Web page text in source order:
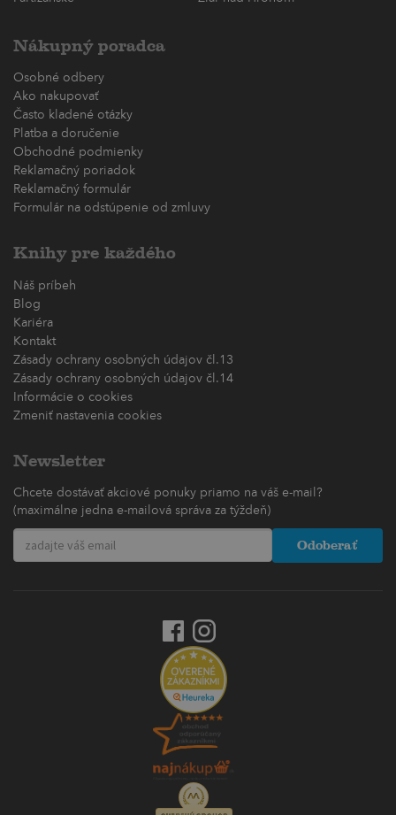
Nákupný poradca
Osobné odbery
Ako nakupovať
Často kladené otázky
Platba a doručenie
Obchodné podmienky
Reklamačný poriadok
Reklamačný formulár
Formulár na odstúpenie od zmluvy
Knihy pre každého
Náš príbeh
Blog
Kariéra
Kontakt
Zásady ochrany osobných údajov čl.13
Zásady ochrany osobných údajov čl.14
Informácie o cookies
Zmeniť nastavenia cookies
Newsletter
Chcete dostávať akciové ponuky priamo na váš e-mail?
(maximálne jedna e-mailová správa za týždeň)
Odoberať